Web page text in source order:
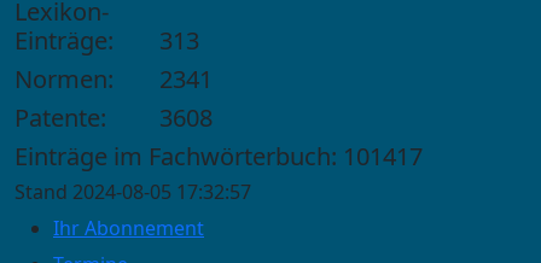
Lexikon-
Einträge:
313
Normen:
2341
Patente:
3608
Einträge im Fachwörterbuch: 101417
Stand 2024-08-05 17:32:57
Ihr Abonnement